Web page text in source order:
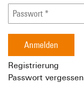
Anmelden
Registrierung
Passwort vergessen